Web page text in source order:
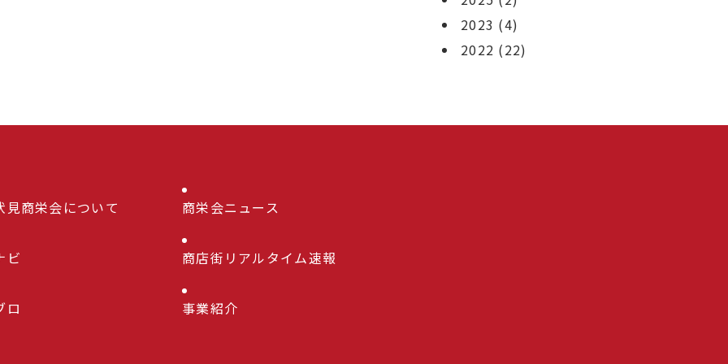
2023 (4)
2022 (22)
見商栄会について 商栄会ニュース
ビ 商店街リアルタイム速報
ロ 事業紹介